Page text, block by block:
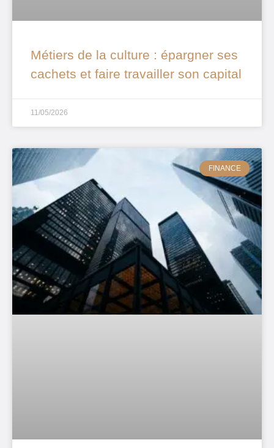
Métiers de la culture : épargner ses
cachets et faire travailler son capital
11/05/2026
FINANCE